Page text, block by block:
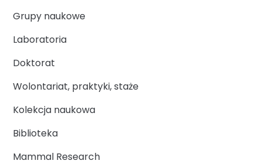
Grupy naukowe
Laboratoria
Doktorat
Wolontariat, praktyki, staże
Kolekcja naukowa
Biblioteka
Mammal Research